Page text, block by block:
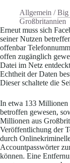
Allgemein /Big
Großbritannien
Erneut muss sich
seiner Nutzen
offenbar
offen zugänglich
Datei im Netz
Echtheit der Daten
Dieser schaltete die
In etwa 133 Millionen
betroffen gewesen,
Millionen aus
Veröffentlichung der
durch
Accountpasswörter
können. Eine